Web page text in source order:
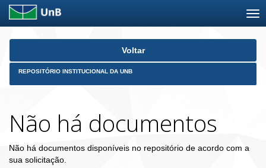
Skip
Voltar
REPOSITÓRIO INSTITUCIONAL DA UNB
Não há documentos
Não há documentos disponíveis no repositório de acordo com a
sua solicitação.